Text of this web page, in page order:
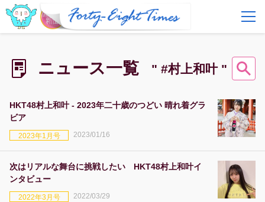
FAQ
ニュース一覧 " #村上和叶 "
HKT48村上和叶 - 2023年二十歳のつどい 晴れ着グラ
ビア
2023年1月号 2023/01/16
次はリアルな舞台に挑戦したい HKT48村上和叶イ
ンタビュー
2022年3月号 2022/03/29